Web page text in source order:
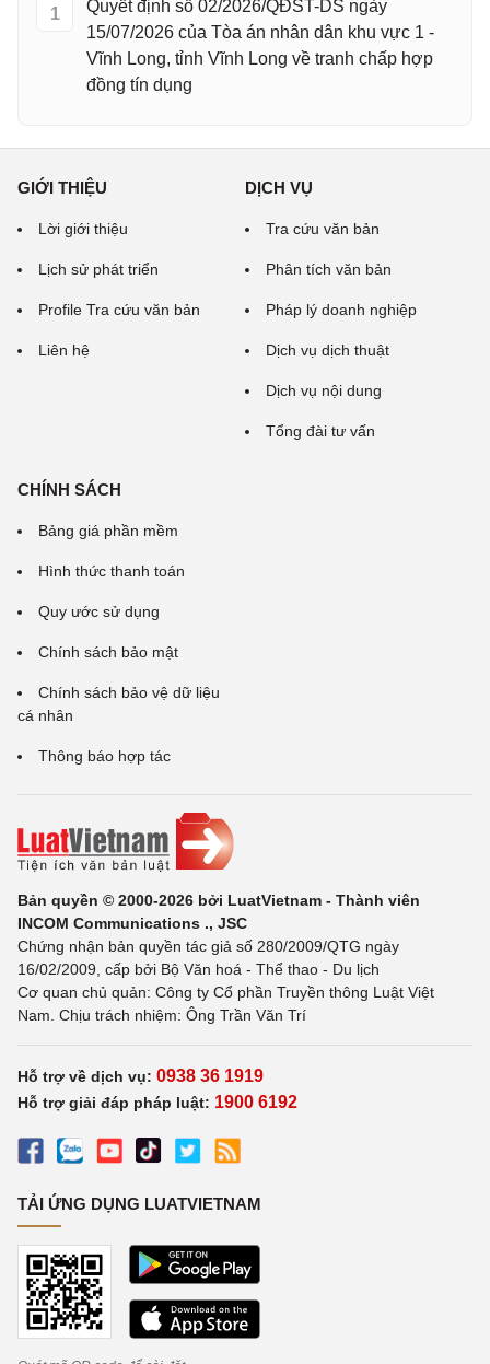
1
Quyết định số 02/2026/QĐST-DS ngày
15/07/2026 của Tòa án nhân dân khu vực 1 -
Vĩnh Long, tỉnh Vĩnh Long về tranh chấp hợp
đồng tín dụng
GIỚI THIỆU
Lời giới thiệu
Lịch sử phát triển
Profile Tra cứu văn bản
Liên hệ
DỊCH VỤ
Tra cứu văn bản
Phân tích văn bản
Pháp lý doanh nghiệp
Dịch vụ dịch thuật
Dịch vụ nội dung
Tổng đài tư vấn
CHÍNH SÁCH
Bảng giá phần mềm
Hình thức thanh toán
Quy ước sử dụng
Chính sách bảo mật
Chính sách bảo vệ dữ liệu
cá nhân
Thông báo hợp tác
Bản quyền © 2000-2026 bởi LuatVietnam - Thành viên
INCOM Communications ., JSC
Chứng nhận bản quyền tác giả số 280/2009/QTG ngày
16/02/2009, cấp bởi Bộ Văn hoá - Thể thao - Du lịch
Cơ quan chủ quản: Công ty Cổ phần Truyền thông Luật Việt
Nam. Chịu trách nhiệm: Ông Trần Văn Trí
Hỗ trợ về dịch vụ: 0938 36 1919
Hỗ trợ giải đáp pháp luật: 1900 6192
TẢI ỨNG DỤNG LUATVIETNAM